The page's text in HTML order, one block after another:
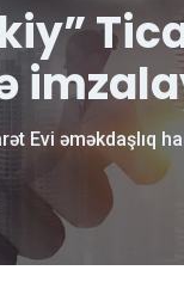
Evi əməkdaşlıq